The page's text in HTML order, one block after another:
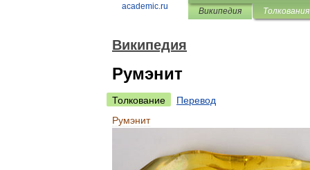
academic.ru Википедия Толкования
Википедия
Румэнит
Толкование
Перевод
Румэнит